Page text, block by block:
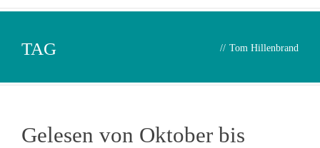
TAG // Tom Hillenbrand
Gelesen von Oktober bis